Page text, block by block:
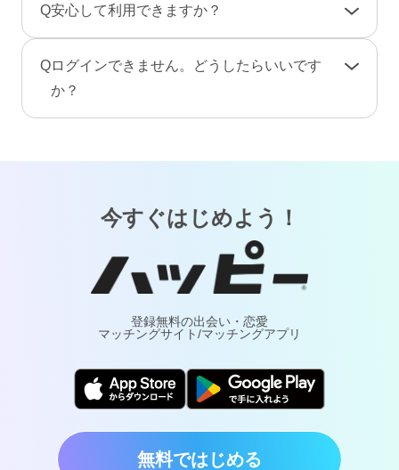
となります。（1P＝約10円、消費ポイントはサ
ービスによって異なります）
また、検索結果にあなたのプロフィールが表示
されないように設定することもできます。
手続き」から行えます。
画・メッセージ・ポイント（コイン）などのア
カウント情報はすべて削除されます。復旧や返
金はできませんのでご注意ください。
Q安心して利用できますか？
ービスでは24時間365日体制で有人による監視・
通報対応・年齢確認を行っております。
Qログインできません。どうしたらいいです
か？
今すぐはじめよう！
登録無料の出会い・恋愛
マッチングサイト/マッチングアプリ
無料ではじめる